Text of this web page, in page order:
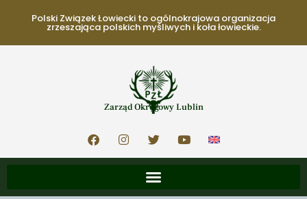
Polski Związek Łowiecki to ogólnokrajowa organizacja
zrzeszająca polskich myśliwych i koła łowieckie.
Zarząd Okręgowy Lublin